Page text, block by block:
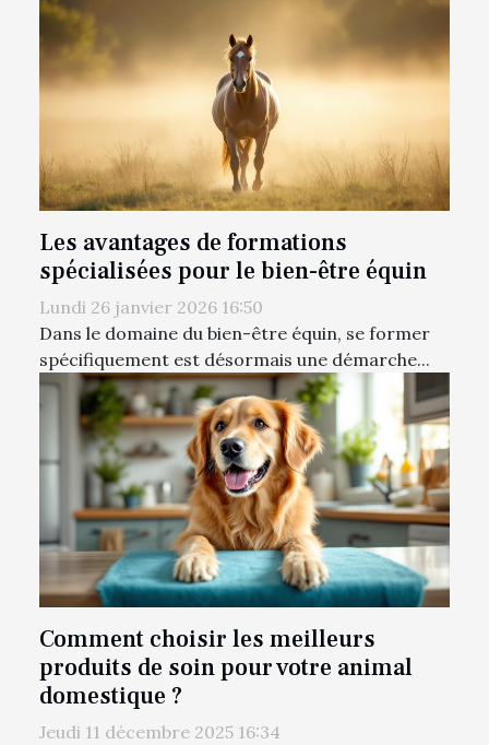
Les avantages de formations
spécialisées pour le bien-être équin
Lundi 26 janvier 2026 16:50
Dans le domaine du bien-être équin, se former
spécifiquement est désormais une démarche...
Comment choisir les meilleurs
produits de soin pour votre animal
domestique ?
Jeudi 11 décembre 2025 16:34